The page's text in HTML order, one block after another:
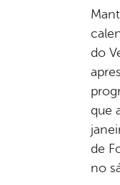
do
que
de
no